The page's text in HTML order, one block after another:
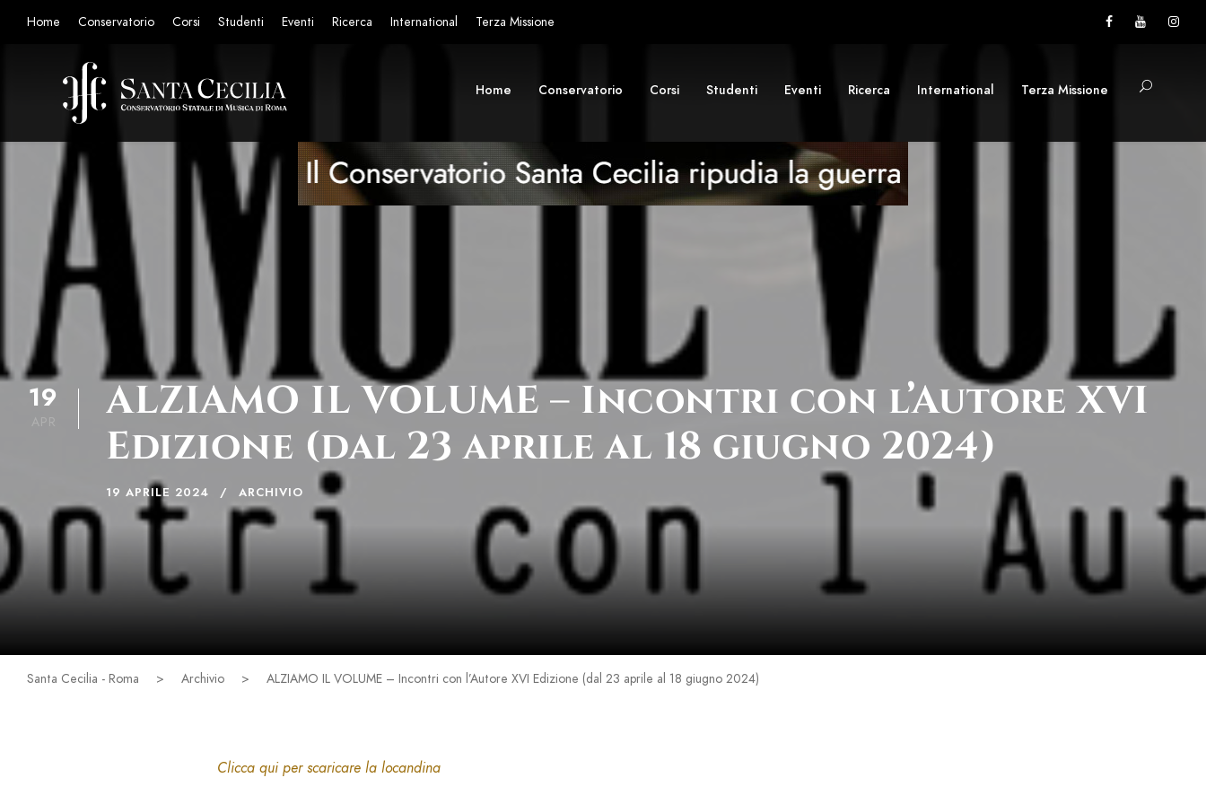
Home Conservatorio Corsi Studenti Eventi Ricerca International Terza Missione
Home Conservatorio Corsi Studenti Eventi Ricerca International Terza Missione
19
APR
ALZIAMO IL VOLUME – Incontri con l’Autore XVI
Edizione (dal 23 aprile al 18 giugno 2024)
19 APRILE 2024 ARCHIVIO
Santa Cecilia - Roma > Archivio > ALZIAMO IL VOLUME – Incontri con l’Autore XVI Edizione (dal 23 aprile al 18 giugno 2024)
Clicca qui per scaricare la locandina